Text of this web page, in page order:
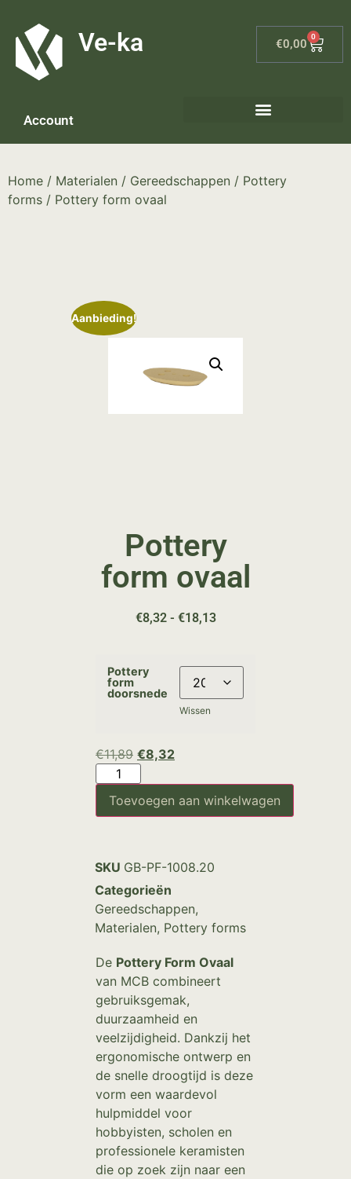
Ve-ka €0,00
0
Account
Home / Materialen / Gereedschappen / Pottery
forms / Pottery form ovaal
Aanbieding!
Pottery
form ovaal
€8,32 - €18,13
Pottery
form
doorsnede
Wissen
€11,89 €8,32
Toevoegen aan winkelwagen
SKU GB-PF-1008.20
Categorieën
Gereedschappen,
Materialen, Pottery forms
De Pottery Form Ovaal
van MCB combineert
gebruiksgemak,
duurzaamheid en
veelzijdigheid. Dankzij het
ergonomische ontwerp en
de snelle droogtijd is deze
vorm een waardevol
hulpmiddel voor
hobbyisten, scholen en
professionele keramisten
die op zoek zijn naar een